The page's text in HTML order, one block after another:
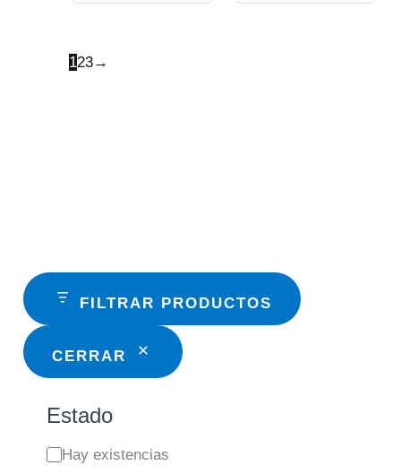
FILTRAR PRODUCTOS
CERRAR
Estado
E Hay existencias
123→